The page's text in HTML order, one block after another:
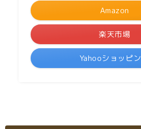
Amazon
楽天市場
Yahooショッピ